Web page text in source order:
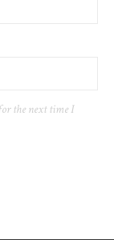
the next time I